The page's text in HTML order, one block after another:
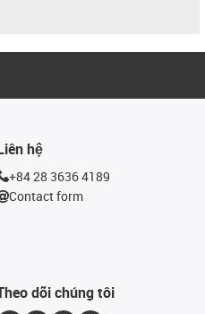
hệ
+84 28 3636 4189
Contact form
dõi chúng tôi